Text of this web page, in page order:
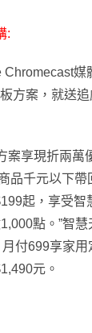
:
媒
方案，就送追
案享現折兩萬
品千元以下
起，享受智
點。”智慧
付699享家用
元。